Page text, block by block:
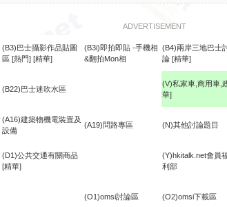
ADVERTISEMENT
(B3)巴士攝影作品貼圖
區 [熱門] [精華]
(B3i)即拍即貼 -手機相
&翻拍Mon相
(B4)兩岸三地巴士
論 [精華]
(B22)巴士迷吹水區
(V)私家車,商用車,
華]
(A16)建築物機電裝置及
設備
(A19)問路專區 (N)其他討論題目
(D1)公共交通有關商品
[精華]
(Y)hkitalk.net會員
利部
(O1)omsi討論區 (O2)omsi下載區